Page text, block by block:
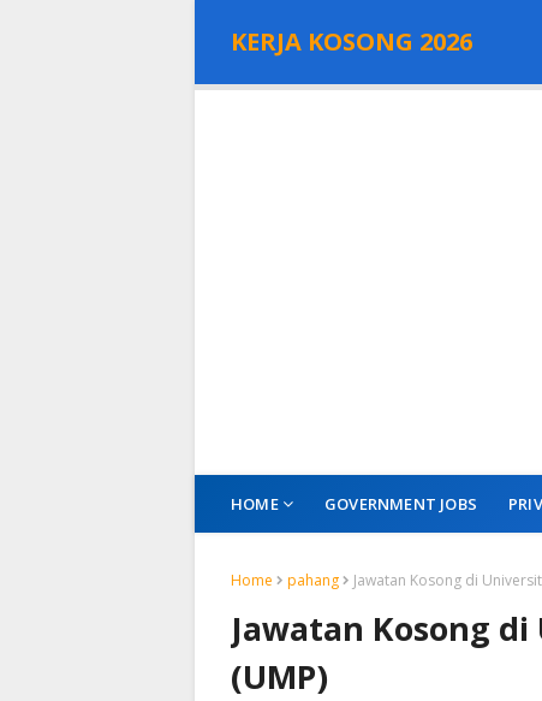
KERJA KOSONG 2026
HOME GOVERNMENT JOBS
Home pahang Jawatan Kosong di
Jawatan Kosong
(UMP)